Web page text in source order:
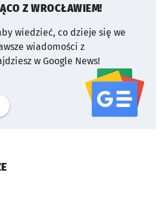
Z WROCŁAWIEM!
wiedzieć, co dzieje się we
wiadomości z
w Google News!
serwisu